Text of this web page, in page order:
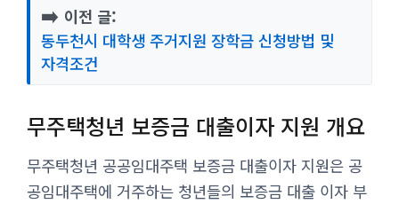
➡️ 이전 글:
동두천시 대학생 주거지원 장학금 신청방법 및
자격조건
무주택청년 보증금 대출이자 지원 개요
무주택청년 공공임대주택 보증금 대출이자 지원은 공
공임대주택에 거주하는 청년들의 보증금 대출 이자 부